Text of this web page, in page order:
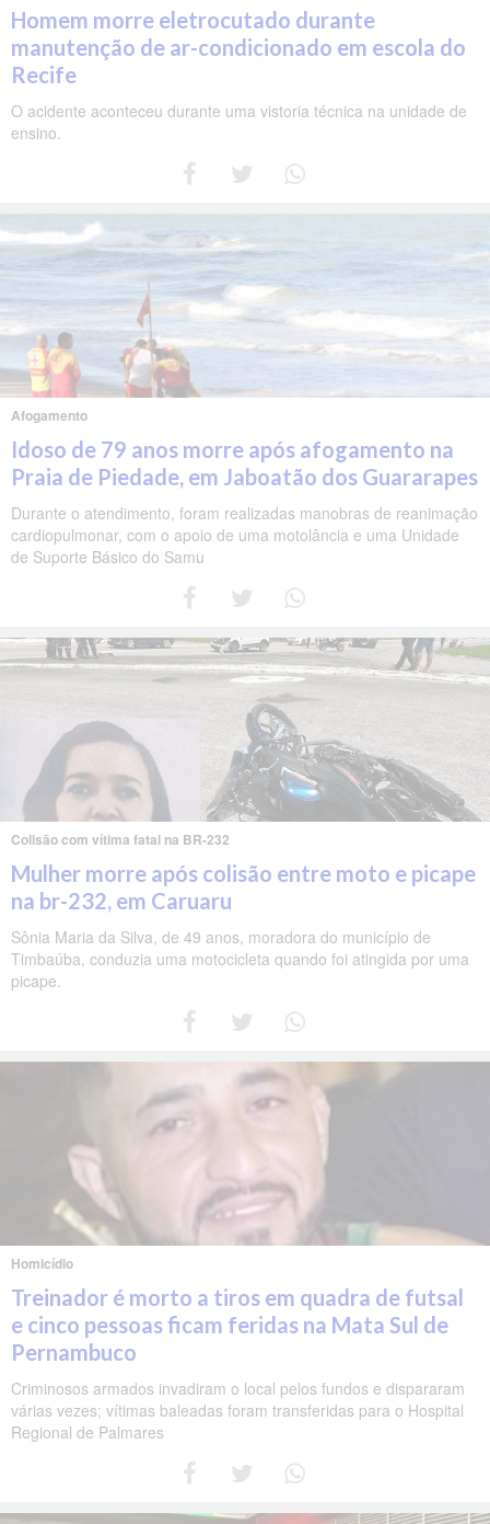
Homem morre eletrocutado durante
manutenção de ar-condicionado em escola do
Recife
O acidente aconteceu durante uma vistoria técnica na unidade de
ensino.
Afogamento
Idoso de 79 anos morre após afogamento na
Praia de Piedade, em Jaboatão dos Guararapes
Durante o atendimento, foram realizadas manobras de reanimação
cardiopulmonar, com o apoio de uma motolância e uma Unidade
de Suporte Básico do Samu
Colisão com vítima fatal na BR-232
Mulher morre após colisão entre moto e picape
na br-232, em Caruaru
Sônia Maria da Silva, de 49 anos, moradora do município de
Timbaúba, conduzia uma motocicleta quando foi atingida por uma
picape.
Homicídio
Treinador é morto a tiros em quadra de futsal
e cinco pessoas ficam feridas na Mata Sul de
Pernambuco
Criminosos armados invadiram o local pelos fundos e dispararam
várias vezes; vítimas baleadas foram transferidas para o Hospital
Regional de Palmares